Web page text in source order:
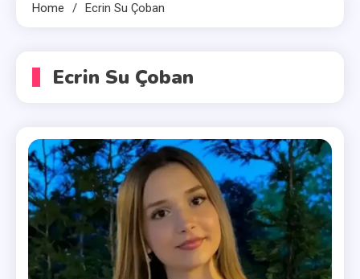
Home Ecrin Su Çoban
Ecrin Su Çoban